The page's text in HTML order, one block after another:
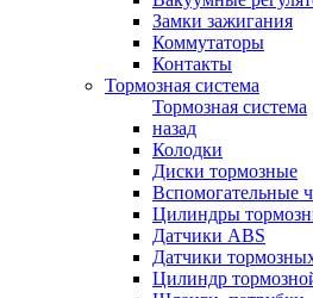
Замки зажигания
Коммутаторы
Контакты
Тормозная система
Тормозная система
назад
Колодки
Диски тормозные
Вспомогательные
Цилиндры
Датчики ABS
Датчики
Цилиндр